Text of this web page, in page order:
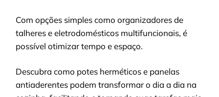
Com opções simples como organizadores de
talheres e eletrodomésticos multifuncionais, é
possível otimizar tempo e espaço.
Descubra como potes herméticos e panelas
antiaderentes podem transformar o dia a dia na